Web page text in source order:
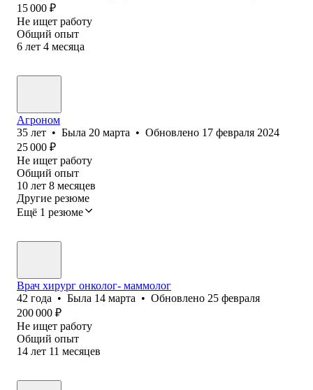
15 000 ₽
Не ищет работу
Общий опыт
6 лет 4 месяца
Агроном
35 лет • Была 20 марта • Обновлено 17 февраля 2024
25 000 ₽
Не ищет работу
Общий опыт
10 лет 8 месяцев
Другие резюме
Ещё 1 резюме
Врач хирург онколог- маммолог
42 года • Была 14 марта • Обновлено 25 февраля
200 000 ₽
Не ищет работу
Общий опыт
14 лет 11 месяцев